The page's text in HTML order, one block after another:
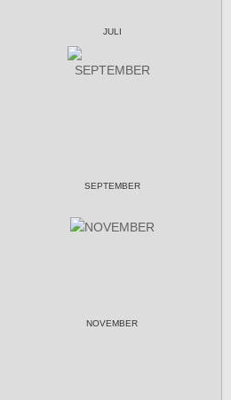
JULI
SEPTEMBER
NOVEMBER